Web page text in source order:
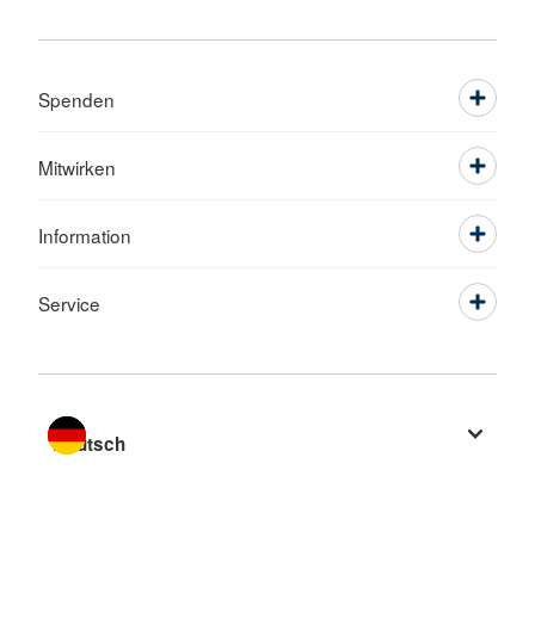
Spenden
Mitwirken
Information
Service
Sprache wechseln zu